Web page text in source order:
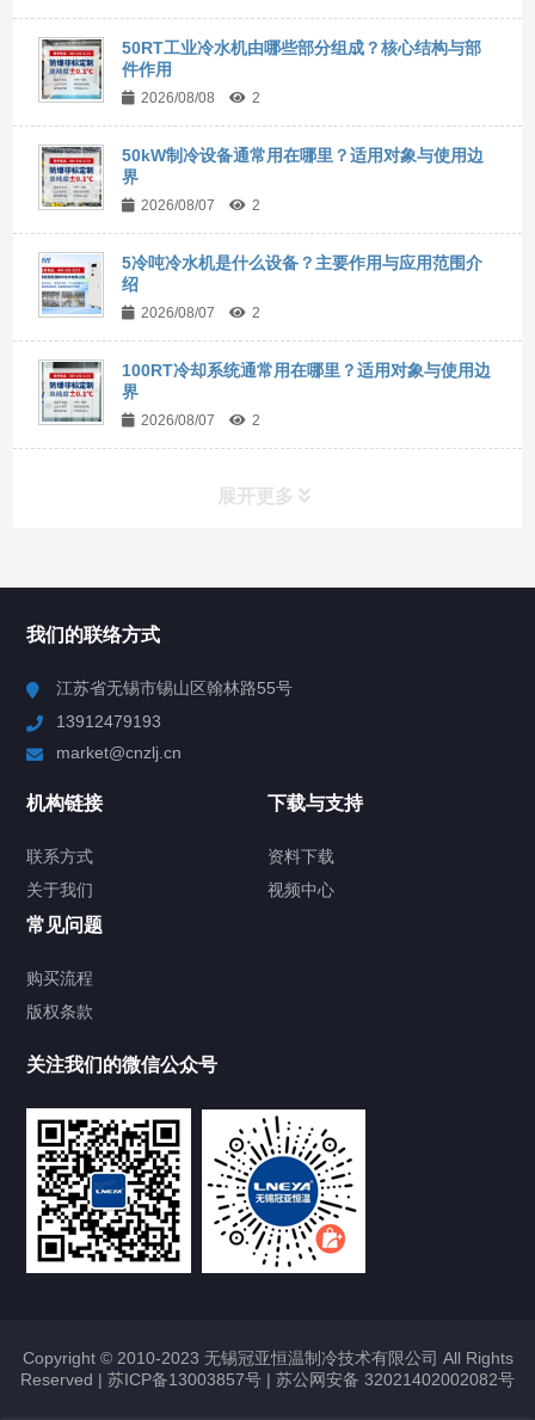
50RT工业冷水机由哪些部分组成？核心结构与部
件作用
2026/08/08 2
50kW制冷设备通常用在哪里？适用对象与使用边
界
2026/08/07 2
5冷吨冷水机是什么设备？主要作用与应用范围介
绍
2026/08/07 2
100RT冷却系统通常用在哪里？适用对象与使用边
界
2026/08/07 2
展开更多
Chiller高精度制冷循环器
TCU温度控制单元
Chiller气体控温系统
Chamber试验箱
FREEZER低温箱
VOCs冷凝回收装置
我们的联络方式
江苏省无锡市锡山区翰林路55号
13912479193
market@cnzlj.cn
机构链接
联系方式
关于我们
下载与支持
资料下载
视频中心
常见问题
购买流程
版权条款
关注我们的微信公众号
Copyright © 2010-2023 无锡冠亚恒温制冷技术有限公司 All Rights
Reserved | 苏ICP备13003857号 | 苏公网安备 32021402002082号